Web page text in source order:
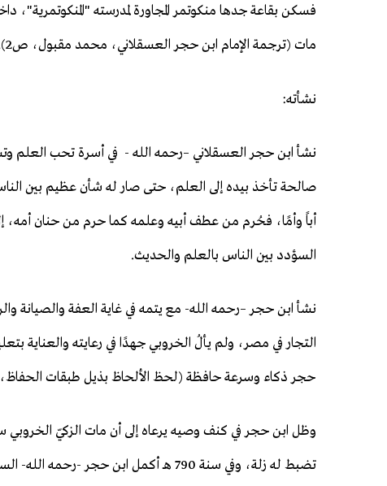
فسكن بقاعة جدها منكوتمر المجاورة لمدرسته
مات (ترجمة الإمام ابن حجر العسقلاني، محمد مقبول، ص2).
نشأته:
نشأ ابن حجر العسقلاني –رحمه الله - في أسرة تحب العلم
صالحة تأخذ بيده إلى العلم، حتى صار له شأن عظيم بين
أباً وأمًا، فحُرم من عطف أبيه وعلمه كما حرم من حنان أمه،
السؤدد بين الناس بالعلم والحديث.
نشأ ابن حجر –رحمه الله- مع يتمه في غاية العفة والصيانة
التجار في مصر، ولم يألُ الخروبي جهدًا في رعايته
حجر ذكاء وسرعة حافظة (لحظ الألحاظ بذيل طبقات الحفاظ، بن
تضبط له زلة، وفي سنة 790 هـ أكمل ابن